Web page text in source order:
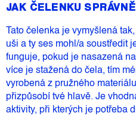
JAK ČELENKU
Tato čelenka je vymyšlená
uši a ty ses mohl/a soustředit
funguje, pokud je nasazená
více je stažená do čela, tím
vyrobená z pružného
přizpůsobí tvé hlavě. Je
aktivity, při kterých je potřeba